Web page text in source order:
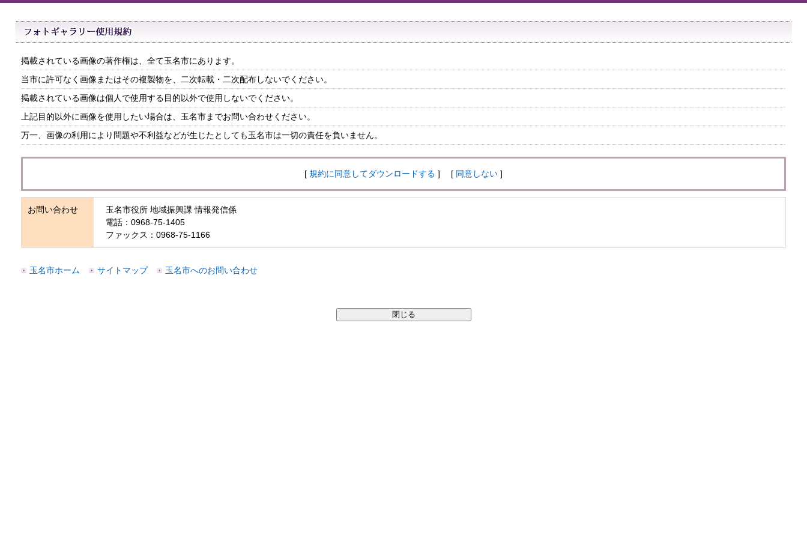
掲載されている画像の著作権は、全て玉名市にあります。
当市に許可なく画像またはその複製物を、二次転載・二次配布しないでください。
掲載されている画像は個人で使用する目的以外で使用しないでください。
上記目的以外に画像を使用したい場合は、玉名市までお問い合わせください。
万一、画像の利用により問題や不利益などが生じたとしても玉名市は一切の責任を負いません。
[ 規約に同意してダウンロードする ] [ 同意しない ]
お問い合わせ
玉名市役所 地域振興課 情報発信係
電話：0968-75-1405
ファックス：0968-75-1166
玉名市ホーム サイトマップ 玉名市へのお問い合わせ